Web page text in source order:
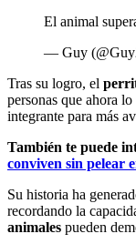
El animal
— Guy
Tras su logro, el
personas que ahora
integrante para más
También te puede
conviven sin pelear
Su historia ha
recordando la
animales pueden